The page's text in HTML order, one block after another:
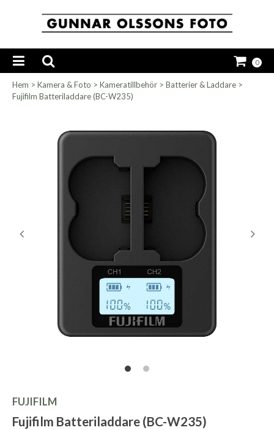
0
Hem > Kamera & Foto > Kameratillbehör > Batterier & Laddare >
Fujifilm Batteriladdare (BC-W235)
FUJIFILM
Fujifilm Batteriladdare (BC-W235)